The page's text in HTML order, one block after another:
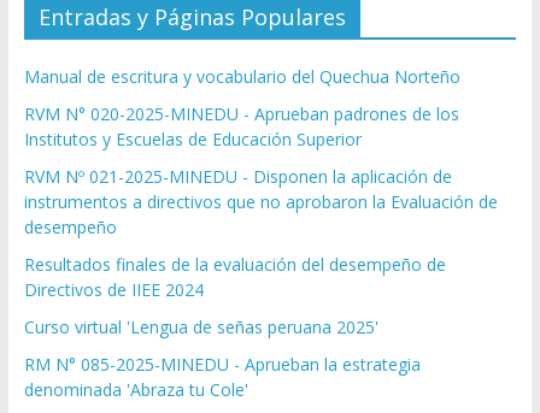
Entradas y Páginas Populares
Manual de escritura y vocabulario del Quechua Norteño
RVM N° 020-2025-MINEDU - Aprueban padrones de los
Institutos y Escuelas de Educación Superior
RVM Nº 021-2025-MINEDU - Disponen la aplicación de
instrumentos a directivos que no aprobaron la Evaluación de
desempeño
Resultados finales de la evaluación del desempeño de
Directivos de IIEE 2024
Curso virtual 'Lengua de señas peruana 2025'
RM N° 085-2025-MINEDU - Aprueban la estrategia
denominada 'Abraza tu Cole'